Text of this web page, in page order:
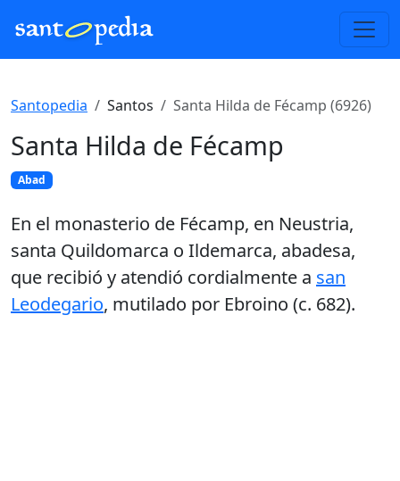
Santopedia Santos Santa Hilda de Fécamp (6926)
Santa Hilda de Fécamp
Abad
En el monasterio de Fécamp, en Neustria,
santa Quildomarca o Ildemarca, abadesa,
que recibió y atendió cordialmente a san
Leodegario, mutilado por Ebroino (c. 682).